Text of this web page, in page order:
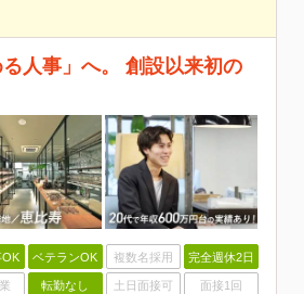
事」へ。 創設以来初の
OK ベテランOK 複数名採用 完全週休2日
転勤なし 土日面接可 面接1回